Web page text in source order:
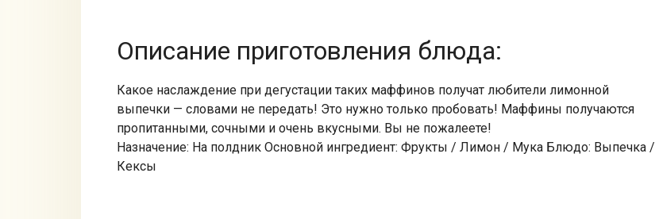
Описание приготовления блюда:
Какое наслаждение при дегустации таких маффинов получат любители лимонной
выпечки — словами не передать! Это нужно только пробовать! Маффины получаются
пропитанными, сочными и очень вкусными. Вы не пожалеете!
Назначение: На полдник Основной ингредиент: Фрукты / Лимон / Мука Блюдо: Выпечка /
Кексы